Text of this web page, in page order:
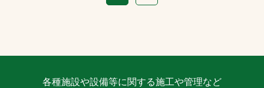
各種施設や設備等に関する施工や管理など